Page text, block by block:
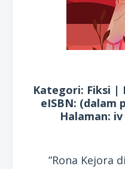
Kategori: Fiksi |
eISBN: (dalam
Halaman:
”Rona Kejora